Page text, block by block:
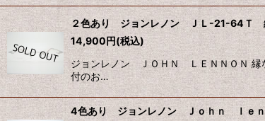
２色あり ジョンレノン ＪＬ-21-64Ｔ
14,900円(税込)
ジョンレノン ＪＯＨＮ ＬＥＮＮＯＮ 縁
付のお…
4色あり ジョンレノン Ｊｏｈｎ ｌ